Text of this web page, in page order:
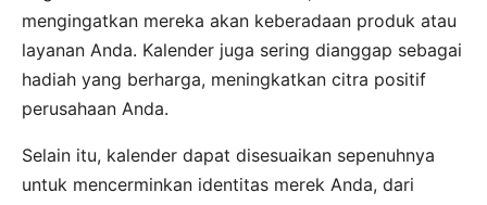
mengingatkan mereka akan keberadaan produk atau
layanan Anda. Kalender juga sering dianggap sebagai
hadiah yang berharga, meningkatkan citra positif
perusahaan Anda.
Selain itu, kalender dapat disesuaikan sepenuhnya
untuk mencerminkan identitas merek Anda, dari